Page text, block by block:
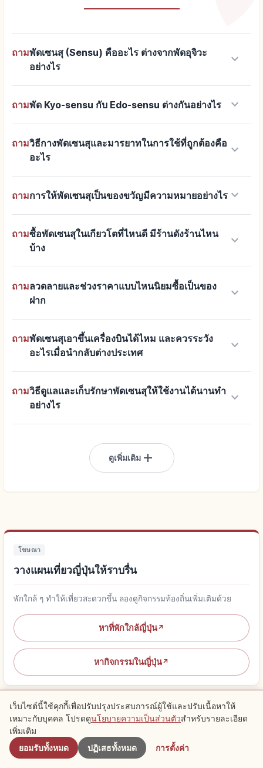
ถามพัดเซนสุ (Sensu) คืออะไร ต่างจากพัดอุจิวะ
อย่างไร
keyboard_arrow_down
ถามพัด Kyo-sensu กับ Edo-sensu ต่างกันอย่างไร keyboard_arrow_down
ถามวิธีกางพัดเซนสุและมารยาทในการใช้ที่ถูกต้องคือ
อะไร
keyboard_arrow_down
ถามการให้พัดเซนสุเป็นของขวัญมีความหมายอย่างไร keyboard_arrow_down
ถามซื้อพัดเซนสุในเกียวโตที่ไหนดี มีร้านดังร้านไหน
บ้าง
keyboard_arrow_down
ถามลวดลายและช่วงราคาแบบไหนนิยมซื้อเป็นของ
ฝาก
keyboard_arrow_down
ถามพัดเซนสุเอาขึ้นเครื่องบินได้ไหม และควรระวัง
อะไรเมื่อนำกลับต่างประเทศ
keyboard_arrow_down
ถามวิธีดูแลและเก็บรักษาพัดเซนสุให้ใช้งานได้นานทำ
อย่างไร
keyboard_arrow_down
ดูเพิ่มเติมadd
โฆษณา
วางแผนเที่ยวญี่ปุ่นให้ราบรื่น
พักใกล้ ๆ ทำให้เที่ยวสะดวกขึ้น ลองดูกิจกรรมท้องถิ่นเพิ่มเติมด้วย
หาที่พักใกล้ญี่ปุ่น↗
หากิจกรรมในญี่ปุ่น↗
จุดแนะนำใกล้เคียง
ใกล้เคียง
เว็บไซต์นี้ใช้คุกกี้เพื่อปรับปรุงประสบการณ์ผู้ใช้และปรับเนื้อหาให้
เหมาะกับบุคคล โปรดดูนโยบายความเป็นส่วนตัวสำหรับรายละเอียด
เพิ่มเติม
ยอมรับทั้งหมด
ปฏิเสธทั้งหมด การตั้งค่า